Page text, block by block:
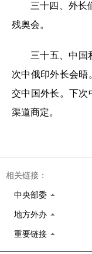
三十四、外长
残奥会。
三十五、中国
次中俄印外长会晤
交中国外长。下次
渠道商定。
相关链接：
中央部委
地方外办
重要链接